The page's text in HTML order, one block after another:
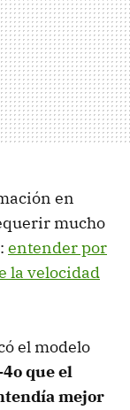
en
mucho
entender por
la velocidad
el modelo
que el
mejor